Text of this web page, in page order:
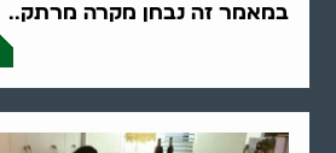
במאמר זה נבחן מקרה מרתק..